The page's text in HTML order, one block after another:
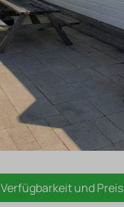
Verfügbarkeit und Preis